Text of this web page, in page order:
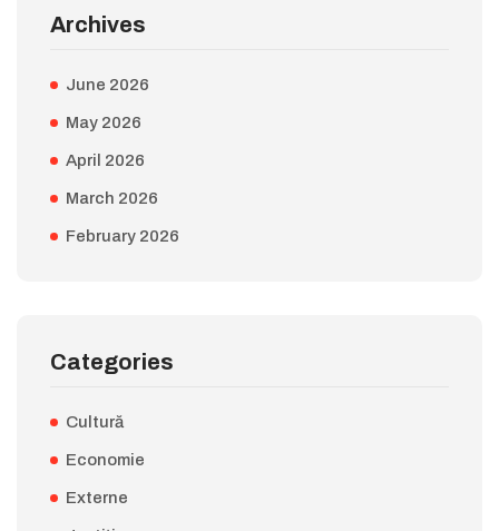
Archives
June 2026
May 2026
April 2026
March 2026
February 2026
Categories
Cultură
Economie
Externe